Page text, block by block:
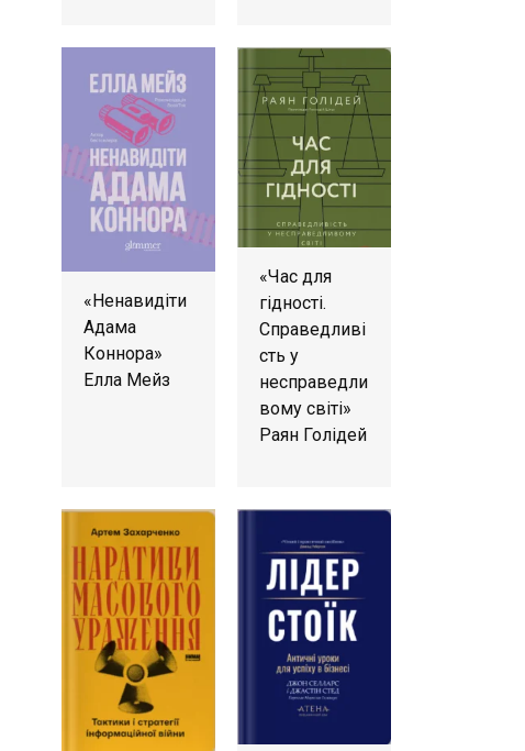
«Ненавидіти
Адама
Коннора»
Елла Мейз
«Час для
гідності.
Справедливі
сть у
несправедли
вому світі»
Раян Голідей